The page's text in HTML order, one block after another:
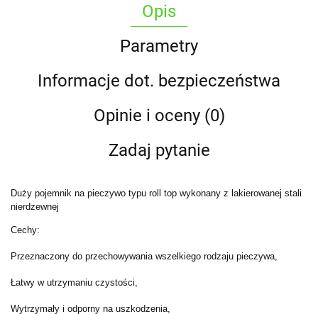
Opis
Parametry
Informacje dot. bezpieczeństwa
Opinie i oceny (0)
Zadaj pytanie
Duży pojemnik na pieczywo typu roll top wykonany z lakierowanej stali
nierdzewnej
Cechy:
Przeznaczony do przechowywania wszelkiego rodzaju pieczywa,
Łatwy w utrzymaniu czystości,
Wytrzymały i odporny na uszkodzenia,